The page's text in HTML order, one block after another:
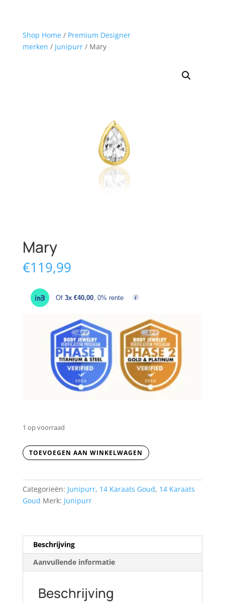
Shop Home/ Premium Designer
merken / Junipurr/ Mary
Mary
€119,99
Of 3x €40,00, 0% rente
1 op voorraad
Mary
aantal
TOEVOEGEN AAN WINKELWAGEN
Categorieën: Junipurr, 14 Karaats Goud, 14 Karaats
Goud Merk: Junipurr
Beschrijving
Aanvullende informatie
Beschrijving